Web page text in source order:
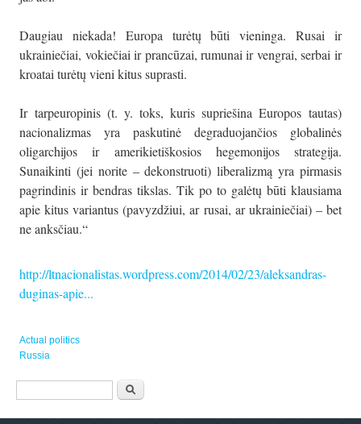
Daugiau niekada! Europa turėtų būti vieninga. Rusai ir
ukrainiečiai, vokiečiai ir prancūzai, rumunai ir vengrai, serbai ir
kroatai turėtų vieni kitus suprasti.
Ir tarpeuropinis (t. y. toks, kuris supriešina Europos tautas)
nacionalizmas yra paskutinė degraduojančios globalinės
oligarchijos ir amerikietiškosios hegemonijos strategija.
Sunaikinti (jei norite – dekonstruoti) liberalizmą yra pirmasis
pagrindinis ir bendras tikslas. Tik po to galėtų būti klausiama
apie kitus variantus (pavyzdžiui, ar rusai, ar ukrainiečiai) – bet
ne anksčiau.“
http://ltnacionalistas.wordpress.com/2014/02/23/aleksandras-
duginas-apie...
Actual politics
Russia
Paieškos forma